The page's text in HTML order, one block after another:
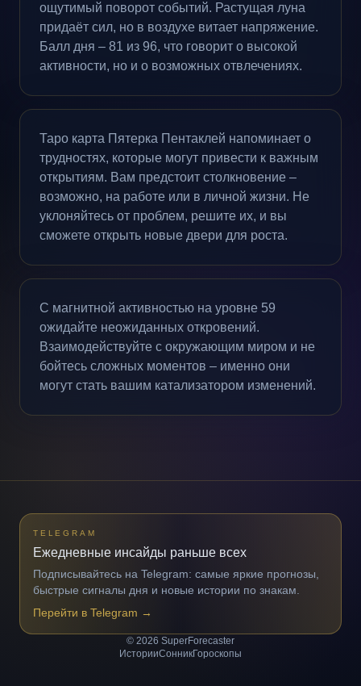
ощутимый поворот событий. Растущая луна
придаёт сил, но в воздухе витает напряжение.
Балл дня – 81 из 96, что говорит о высокой
активности, но и о возможных отвлечениях.
Таро карта Пятерка Пентаклей напоминает о
трудностях, которые могут привести к важным
открытиям. Вам предстоит столкновение –
возможно, на работе или в личной жизни. Не
уклоняйтесь от проблем, решите их, и вы
сможете открыть новые двери для роста.
С магнитной активностью на уровне 59
ожидайте неожиданных откровений.
Взаимодействуйте с окружающим миром и не
бойтесь сложных моментов – именно они
могут стать вашим катализатором изменений.
TELEGRAM
Ежедневные инсайды раньше всех
Подписывайтесь на Telegram: самые яркие прогнозы,
быстрые сигналы дня и новые истории по знакам.
Перейти в Telegram →
© 2026 SuperForecaster
ИсторииСонникГороскопы